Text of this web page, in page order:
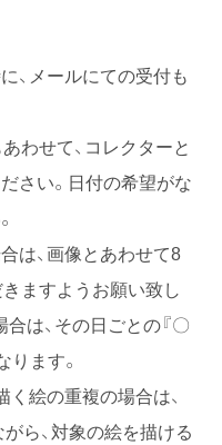
、メールにての受付も
わせて、コレクターと
さい。日付の希望がな
は、画像とあわせて8
ますようお願い致し
は、その日ごとの『〇
ます。
絵の重複の場合は、
ら、対象の絵を描ける